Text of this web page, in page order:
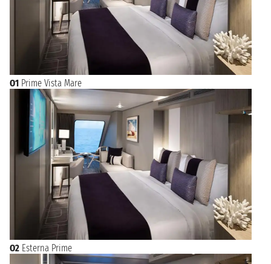
O1 Prime Vista Mare
O2 Esterna Prime